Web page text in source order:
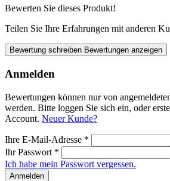
Bewerten Sie dieses Produkt!
Teilen Sie Ihre Erfahrungen mit anderen
Bewertung schreiben Bewertungen anzeigen
Anmelden
Bewertungen können nur von
werden. Bitte loggen Sie sich ein, oder
Account. Neuer Kunde?
Ihre E-Mail-Adresse *
Ihr Passwort *
Ich habe mein Passwort vergessen.
Anmelden